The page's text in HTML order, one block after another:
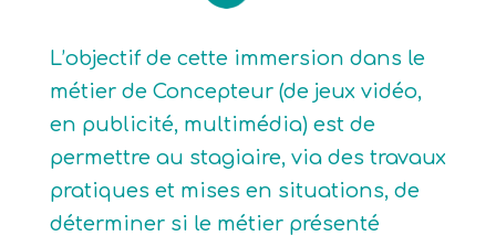
L’objectif de cette immersion dans le
métier de Concepteur (de jeux vidéo,
en publicité, multimédia) est de
permettre au stagiaire, via des travaux
pratiques et mises en situations, de
déterminer si le métier présenté